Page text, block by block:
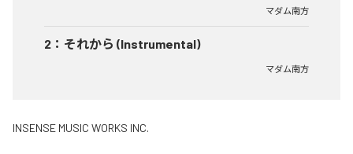
マダム南方
2 ： それから (Instrumental)
マダム南方
INSENSE MUSIC WORKS INC.